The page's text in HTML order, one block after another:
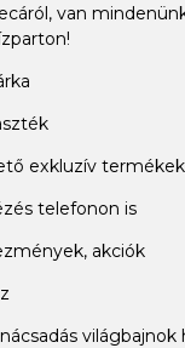
van
exkluzív termékek
telefonon is
akciók
világbajnok